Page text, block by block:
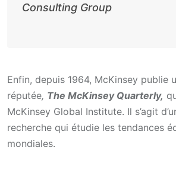
Consulting Group
Enfin, depuis 1964, McKinsey publie
réputée, The McKinsey Quarterly,
McKinsey Global Institute. Il s’agit
recherche qui étudie les tendances
mondiales.